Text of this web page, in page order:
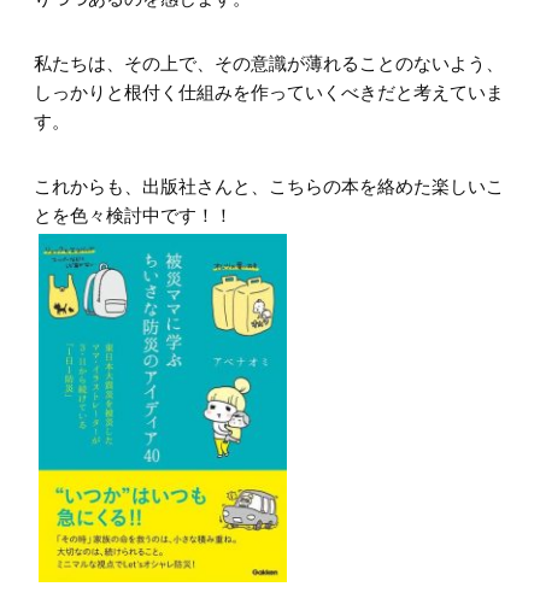
私たちは、その上で、その意識が薄れることのないよう、
しっかりと根付く仕組みを作っていくべきだと考えていま
す。
これからも、出版社さんと、こちらの本を絡めた楽しいこ
とを色々検討中です！！